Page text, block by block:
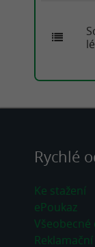
Rychlé
Ke stažení
ePoukaz